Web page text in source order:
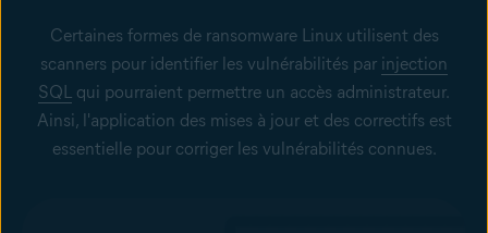
Certaines formes de ransomware Linux utilisent des
scanners pour identifier les vulnérabilités par injection
SQL qui pourraient permettre un accès administrateur.
Ainsi, l'application des mises à jour et des correctifs est
essentielle pour corriger les vulnérabilités connues.